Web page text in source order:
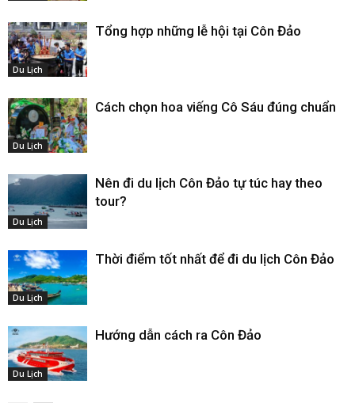
Du Lịch
Tổng hợp những lễ hội tại Côn Đảo
Du Lịch
Cách chọn hoa viếng Cô Sáu đúng chuẩn
Du Lịch
Nên đi du lịch Côn Đảo tự túc hay theo
tour?
Du Lịch
Thời điểm tốt nhất để đi du lịch Côn Đảo
Du Lịch
Hướng dẫn cách ra Côn Đảo